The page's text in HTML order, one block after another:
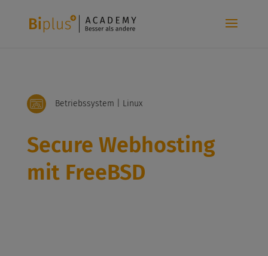
Betriebssystem | Linux
Secure Webhosting
mit FreeBSD